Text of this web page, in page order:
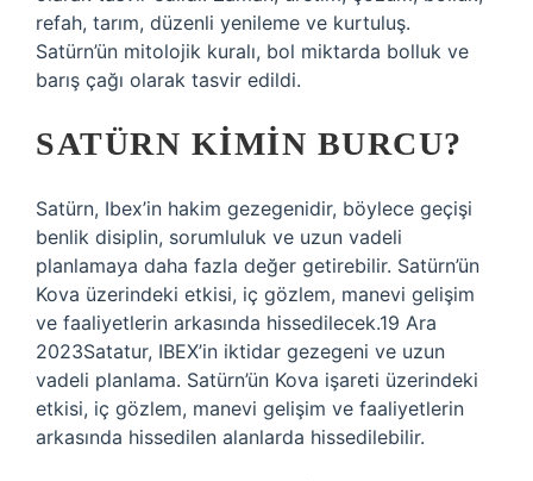
refah, tarım, düzenli yenileme ve kurtuluş.
Satürn’ün mitolojik kuralı, bol miktarda bolluk ve
barış çağı olarak tasvir edildi.
SATÜRN KIMIN BURCU?
Satürn, Ibex’in hakim gezegenidir, böylece geçişi
benlik disiplin, sorumluluk ve uzun vadeli
planlamaya daha fazla değer getirebilir. Satürn’ün
Kova üzerindeki etkisi, iç gözlem, manevi gelişim
ve faaliyetlerin arkasında hissedilecek.19 Ara
2023Satatur, IBEX’in iktidar gezegeni ve uzun
vadeli planlama. Satürn’ün Kova işareti üzerindeki
etkisi, iç gözlem, manevi gelişim ve faaliyetlerin
arkasında hissedilen alanlarda hissedilebilir.